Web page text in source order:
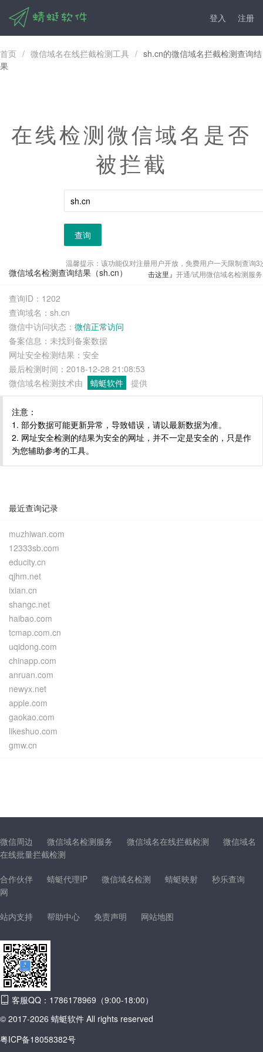
登入 注册
首页 / 微信域名在线拦截检测工具 / sh.cn的微信域名拦截检测查询结
果
在线检测微信域名是否
被拦截
查询
温馨提示：该功能仅对注册用户开放，免费用户一天限制查询3
击这里』 开通/试用微信域名检测服务
微信域名检测查询结果（sh.cn）
查询ID：1202
查询域名：sh.cn
微信中访问状态： 微信正常访问
备案信息：未找到备案数据
网址安全检测结果：安全
最后检测时间：2018-12-28 21:08:53
微信域名检测技术由
蜻蜓软件 提供
注意：
1. 部分数据可能更新异常，导致错误，请以最新数据为准。
2. 网址安全检测的结果为安全的网址，并不一定是安全的，只是作
为您辅助参考的工具。
最近查询记录
muzhiwan.com
12333sb.com
educity.cn
qjhm.net
ixian.cn
shangc.net
haibao.com
tcmap.com.cn
uqidong.com
chinapp.com
anruan.com
newyx.net
apple.com
gaokao.com
likeshuo.com
gmw.cn
微信周边 微信域名检测服务 微信域名在线拦截检测
微信域名
在线批量拦截检测
合作伙伴 蜻蜓代理IP 微信域名检测 蜻蜓映射
秒乐查询
网
站内支持 帮助中心 免责声明 网站地图
客服QQ：1786178969（9:00-18:00）
© 2017-2026 蜻蜓软件 All rights reserved
粤ICP备18058382号